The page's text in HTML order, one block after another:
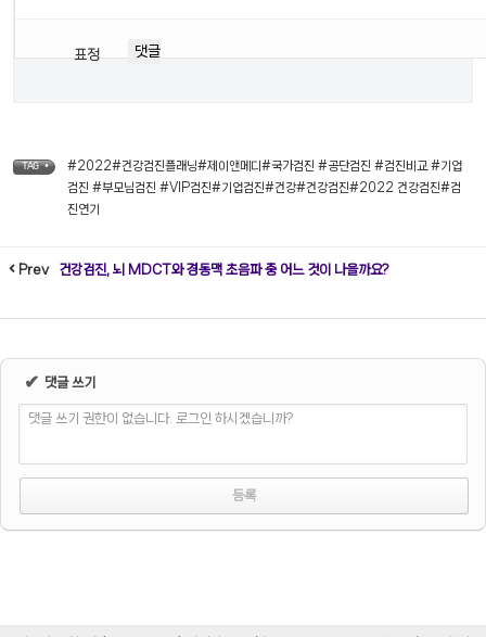
표정 댓글
TAG •
#2022#건강검진플래닝#제이앤메디#국가검진 #공단검진 #검진비교 #기업
검진 #부모님검진 #VIP검진#기업검진#건강#건강검진#2022 건강검진#검
진연기
Prev 건강검진, 뇌 MDCT와 경동맥 초음파 중 어느 것이 나을까요?
✔ 댓글 쓰기
댓글 쓰기 권한이 없습니다. 로그인 하시겠습니까?